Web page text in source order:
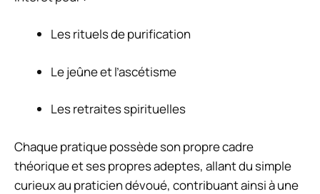
Les rituels de purification
Le jeûne et l’ascétisme
Les retraites spirituelles
Chaque pratique possède son propre cadre
théorique et ses propres adeptes, allant du simple
curieux au praticien dévoué, contribuant ainsi à une